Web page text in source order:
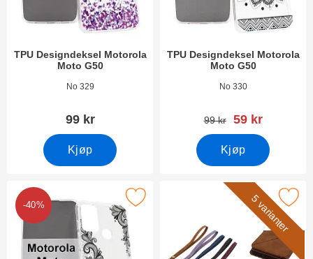
TPU Designdeksel Motorola
Moto G50
Varenummer 40714
No 329
99 kr
Kjøp
TPU Designdeksel Motorola
Moto G50
Varenummer 40713
No 330
gammel pris
99 kr ny pris
59 kr
Kjøp
-40%
tPU Designdeksel Motorola Moto G50 som favoritt5 varianter
Merk håndleddsstropp til XL